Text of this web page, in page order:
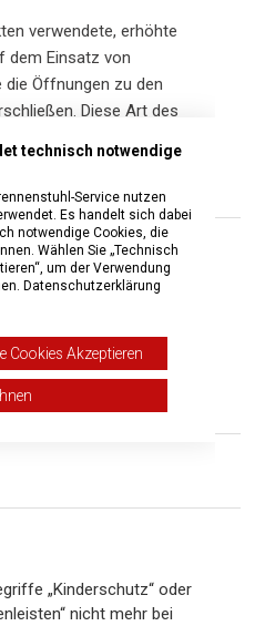
verwendete, erhöhte
dem Einsatz von
Öffnungen zu den
Diese Art des
Schutz.
hilfreich?
Anfrage einreichen
„Kinderschutz“ oder
nicht mehr bei
technisch notwendige
Service nutzen
Es handelt sich dabei
notwendige Cookies, die
Wählen Sie „Technisch
um der Verwendung
Datenschutzerklärung
Cookies Akzeptieren